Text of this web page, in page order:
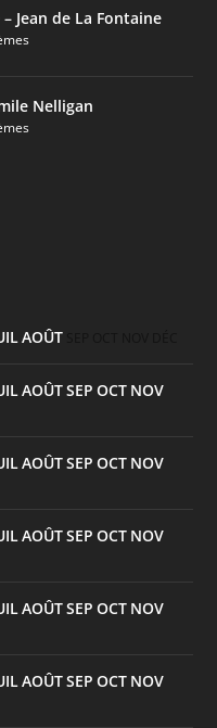
Jean de La Fontaine
Nelligan
AOÛT
AOÛTSEP OCT NOV
AOÛTSEP OCT NOV
AOÛTSEP OCT NOV
AOÛTSEP OCT NOV
AOÛTSEP OCT NOV